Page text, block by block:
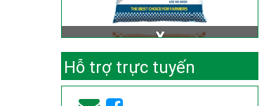
Hỗ trợ trực tuyến